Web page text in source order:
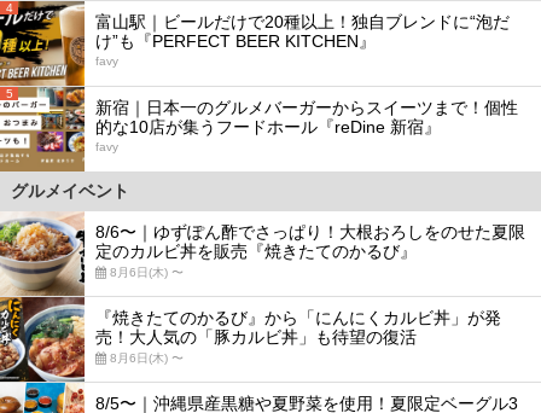
4
富山駅｜ビールだけで20種以上！独自ブレンドに“泡だ
け”も『PERFECT BEER KITCHEN』
favy
5
新宿｜日本一のグルメバーガーからスイーツまで！個性
的な10店が集うフードホール『reDine 新宿』
favy
グルメイベント
8/6〜｜ゆずぽん酢でさっぱり！大根おろしをのせた夏限
定のカルビ丼を販売『焼きたてのかるび』
8月6日(木) 〜
『焼きたてのかるび』から「にんにくカルビ丼」が発
売！大人気の「豚カルビ丼」も待望の復活
8月6日(木) 〜
8/5〜｜沖縄県産黒糖や夏野菜を使用！夏限定ベーグル3